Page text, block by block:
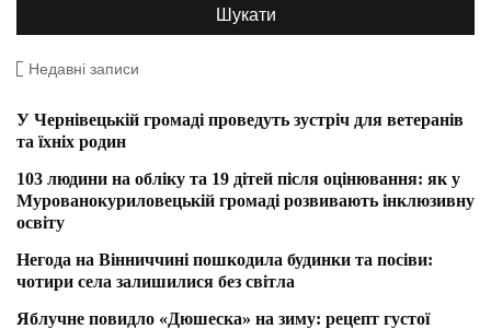
Недавні записи
У Чернівецькій громаді проведуть зустріч для ветеранів
та їхніх родин
103 людини на обліку та 19 дітей після оцінювання: як у
Мурованокуриловецькій громаді розвивають інклюзивну
освіту
Негода на Вінниччині пошкодила будинки та посіви:
чотири села залишилися без світла
Яблучне повидло «Дюшеска» на зиму: рецепт густої